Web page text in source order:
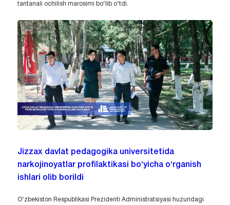
tantanali ochilish marosimi bo‘lib o‘tdi.
Jizzax davlat pedagogika universitetida
narkojinoyatlar profilaktikasi bo‘yicha o‘rganish
ishlari olib borildi
O‘zbekiston Respublikasi Prezidenti Administratsiyasi huzuridagi